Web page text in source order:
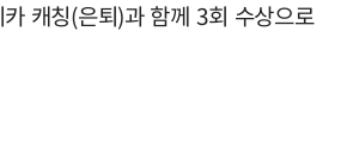
캐칭(은퇴)과 함께 3회 수상으로